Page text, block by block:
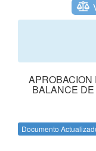
BALANCE
Documento